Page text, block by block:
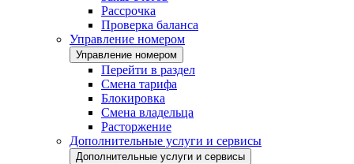
Рассрочка
Проверка баланса
Управление номером
Управление номером
Перейти в раздел
Смена тарифа
Блокировка
Смена владельца
Расторжение
Дополнительные услуги и сервисы
Дополнительные услуги и сервисы